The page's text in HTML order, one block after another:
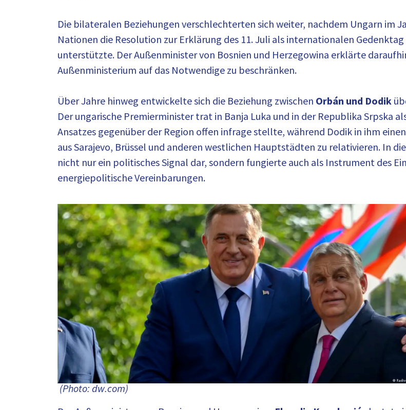
Die bilateralen Beziehungen verschlechterten sich weiter, nachdem Ungarn im
Nationen die Resolution zur Erklärung des 11. Juli als internationalen
unterstützte. Der Außenminister von Bosnien und Herzegowina erklärte
Außenministerium auf das Notwendige zu beschränken.
Über Jahre hinweg entwickelte sich die Beziehung zwischen Orbán und Dodik
Der ungarische Premierminister trat in Banja Luka und in der Republika Srpska
Ansatzes gegenüber der Region offen infrage stellte, während Dodik in ihm
aus Sarajevo, Brüssel und anderen westlichen Hauptstädten zu relativieren. In
nicht nur ein politisches Signal dar, sondern fungierte auch als Instrument des
energiepolitische Vereinbarungen.
(Photo: dw.com)